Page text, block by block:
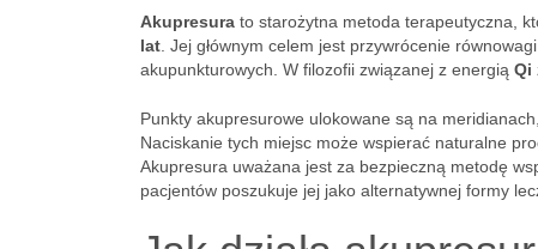
Akupresura to starożytna metoda terapeutyczna,
lat . Jej głównym celem jest przywrócenie
akupunkturowych. W filozofii związanej z energią Qi
Punkty akupresurowe ulokowane są na
Naciskanie tych miejsc może wspierać naturalne
Akupresura uważana jest za bezpieczną metodę
pacjentów poszukuje jej jako alternatywnej formy